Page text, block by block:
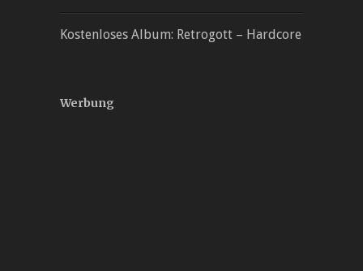
Kostenloses Album: Retrogott – Hardcore
Werbung